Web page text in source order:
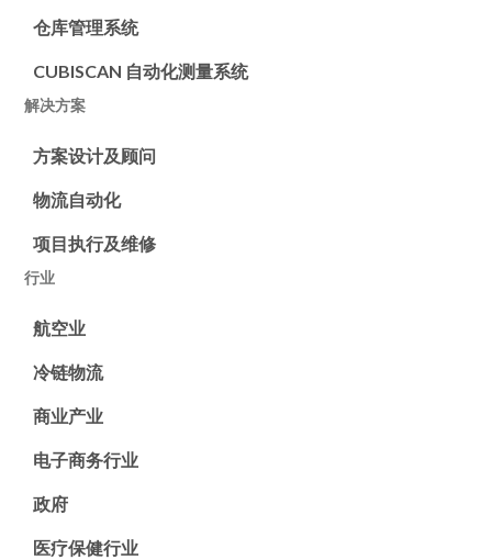
仓库管理系统
CUBISCAN 自动化测量系统
解决方案
方案设计及顾问
物流自动化
项目执行及维修
行业
航空业
冷链物流
商业产业
电子商务行业
政府
医疗保健行业